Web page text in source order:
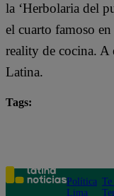
la ‘Herbolaria del
el cuarto famoso
reality de cocina. A
Latina.
Tags:
Política
Lima
Te